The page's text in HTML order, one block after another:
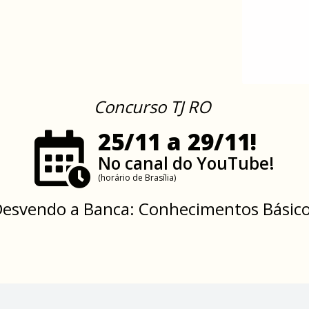
Concurso TJ RO
25/11 a 29/11!
No canal do YouTube!
(horário de Brasília)
a Banca: Conhecimentos